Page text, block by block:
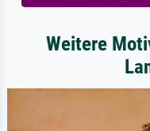
Weitere